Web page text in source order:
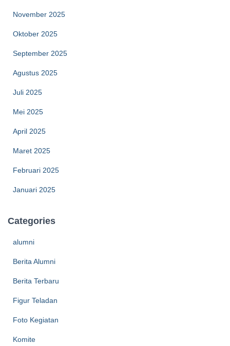
November 2025
Oktober 2025
September 2025
Agustus 2025
Juli 2025
Mei 2025
April 2025
Maret 2025
Februari 2025
Januari 2025
Categories
alumni
Berita Alumni
Berita Terbaru
Figur Teladan
Foto Kegiatan
Komite